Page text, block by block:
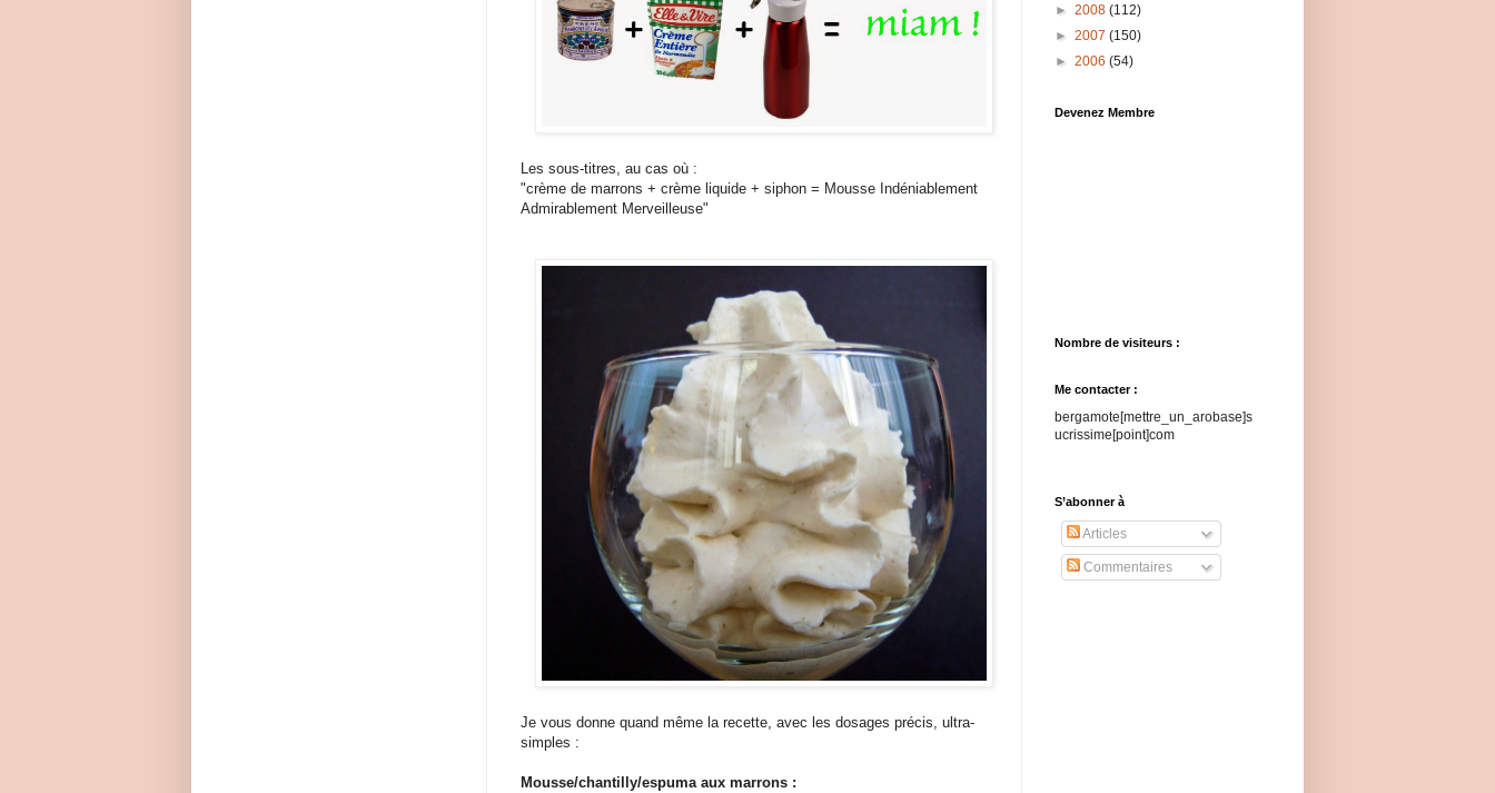
Les sous-titres, au cas où :
"crème de marrons + crème liquide + siphon = Mousse Indéniablement
Admirablement Merveilleuse"
Je vous donne quand même la recette, avec les dosages précis, ultra-
simples :
Mousse/chantilly/espuma aux marrons :
► 2008 (112)
► 2007 (150)
► 2006 (54)
Devenez Membre
Nombre de visiteurs :
Me contacter :
bergamote[mettre_un_arobase]s
ucrissime[point]com
S’abonner à
Articles
Commentaires